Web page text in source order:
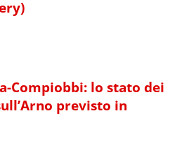
Compiobbi: lo stato dei
previsto in